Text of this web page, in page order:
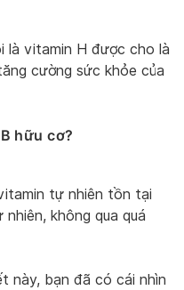
là vitamin H được cho là
cường sức khỏe của
hữu cơ?
tự nhiên tồn tại
không qua quá
này, bạn đã có cái nhìn